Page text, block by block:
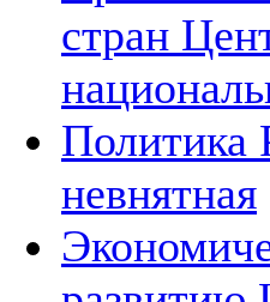
стран
Политика
невнятная